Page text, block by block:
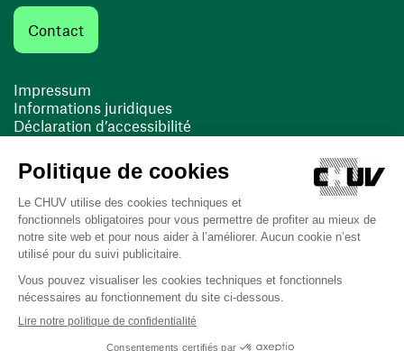
Contact
Impressum
Informations juridiques
Déclaration d’accessibilité
Cookies
(opens in a new window)
(opens in a new window)